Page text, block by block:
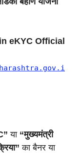
eKYC Official
या “मुख्यमंत्री
का बैनर या